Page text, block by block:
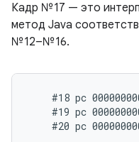
Кадр №17 — это
метод Java
№12–№16.
#18 pc
#19 pc